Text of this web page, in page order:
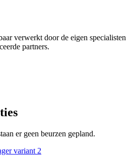
verwerkt door de eigen specialisten
partners.
er geen beurzen gepland.